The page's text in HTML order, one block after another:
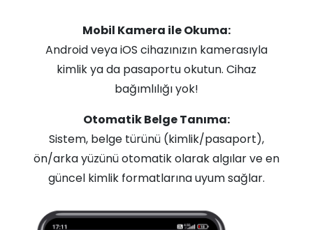
Mobil Kamera ile Okuma:
Android veya iOS cihazınızın kamerasıyla
kimlik ya da pasaportu okutun. Cihaz
bağımlılığı yok!
Otomatik Belge Tanıma:
Sistem, belge türünü (kimlik/pasaport),
ön/arka yüzünü otomatik olarak algılar ve en
güncel kimlik formatlarına uyum sağlar.